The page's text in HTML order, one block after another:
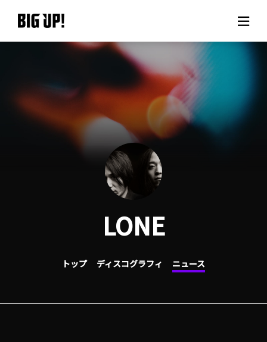
BIG UP!について
ニュース
料金プラン
サポート
ご利用の流れ
よくある質問
LONE
トップ ディスコグラフィ ニュース